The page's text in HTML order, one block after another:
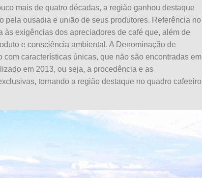
mais de quatro décadas, a região ganhou destaque
pela ousadia e união de seus produtores. Referência no
exigências dos apreciadores de café que, além de
e consciência ambiental. A Denominação de
características únicas, que não são encontradas em
em 2013, ou seja, a procedência e as
tornando a região destaque no quadro cafeeiro